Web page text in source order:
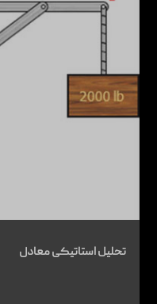
تحلیل استاتیکی معادل